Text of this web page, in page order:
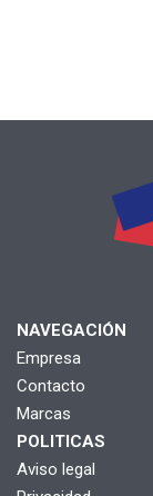
NAVEGACIÓN
Empresa
Contacto
Marcas
POLITICAS
Aviso legal